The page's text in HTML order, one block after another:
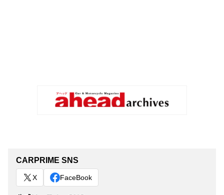
CARPRIME SNS
X FaceBook